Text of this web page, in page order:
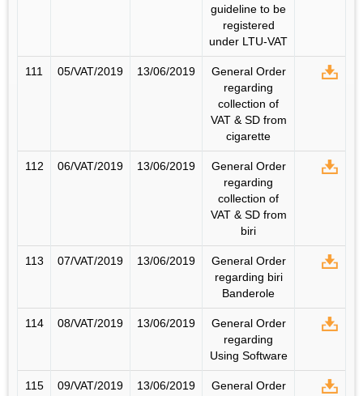
guideline to be
registered
under LTU-VAT
111 05/VAT/2019 13/06/2019
General Order
regarding
collection of
VAT & SD from
cigarette
112 06/VAT/2019 13/06/2019
General Order
regarding
collection of
VAT & SD from
biri
113 07/VAT/2019 13/06/2019
General Order
regarding biri
Banderole
114 08/VAT/2019 13/06/2019
General Order
regarding
Using Software
115 09/VAT/2019 13/06/2019
General Order